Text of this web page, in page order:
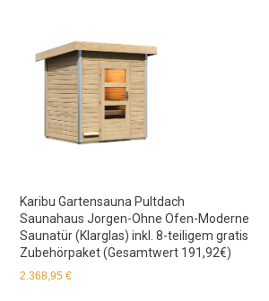
Karibu Gartensauna Pultdach
Saunahaus Jorgen-Ohne Ofen-Moderne
Saunatür (Klarglas) inkl. 8-teiligem gratis
Zubehörpaket (Gesamtwert 191,92€)
2.368,95€